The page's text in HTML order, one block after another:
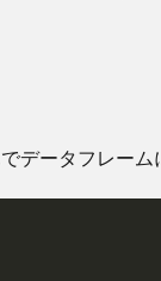
データフレーム